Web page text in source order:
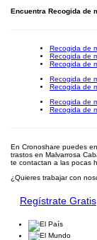
Encuentra Recogida de
Recogida de
Recogida de
Recogida de
Recogida de
Recogida de
Recogida de
Recogida de
En Cronoshare puedes
trastos en Malvarrosa
te contactan a las pocas
¿Quieres trabajar con
Regístrate Gratis